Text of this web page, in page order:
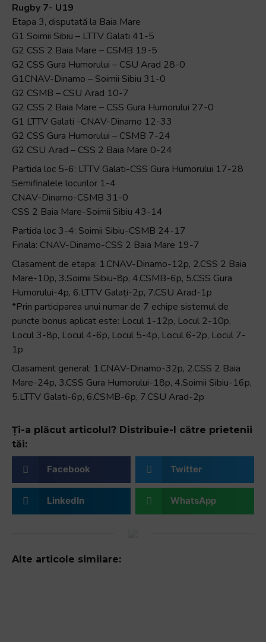
Rugby 7- U19
Etapa 3, disputată la Baia Mare
G1 Soimii Sibiu – LTTV Galati 41-5
G2 CSS 2 Baia Mare – CSMB 19-5
G2 CSS Gura Humorului – CSU Arad 28-0
G1CNAV-Dinamo – Soimii Sibiu 31-0
G2 CSMB – CSU Arad 10-7
G2 CSS 2 Baia Mare – CSS Gura Humorului 27-0
G1 LTTV Galati -CNAV-Dinamo 12-33
G2 CSS Gura Humorului – CSMB 7-24
G2 CSU Arad – CSS 2 Baia Mare 0-24
Partida loc 5-6: LTTV Galati-CSS Gura Humorului 17-28
Semifinalele locurilor 1-4
CNAV-Dinamo-CSMB 31-0
CSS 2 Baia Mare-Soimii Sibiu 43-14
Partida loc 3-4: Soimii Sibiu-CSMB 24-17
Finala: CNAV-Dinamo-CSS 2 Baia Mare 19-7
Clasament de etapa: 1.CNAV-Dinamo-12p, 2.CSS 2 Baia
Mare-10p, 3.Soimii Sibiu-8p, 4.CSMB-6p, 5.CSS Gura
Humorului-4p, 6.LTTV Galați-2p, 7.CSU Arad-1p
*Prin participarea unui numar de 7 echipe sistemul de
puncte bonus aplicat este: Locul 1-12p, Locul 2-10p,
Locul 3-8p, Locul 4-6p, Locul 5-4p, Locul 6-2p, Locul 7-
1p
Clasament general: 1.CNAV-Dinamo-32p, 2.CSS 2 Baia
Mare-24p, 3.CSS Gura Humorului-18p, 4.Soimii Sibiu-16p,
5.LTTV Galati-6p, 6.CSMB-6p, 7.CSU Arad-2p
Ți-a plăcut articolul? Distribuie-l către prietenii
tăi:
Facebook Twitter
LinkedIn WhatsApp
Alte articole similare: